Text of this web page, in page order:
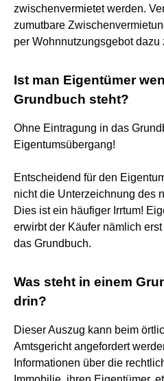
zwischenvermietet werden.
zumutbare
per Wohnnutzungsgebot dazu
Ist man Eigentümer
Grundbuch steht?
Ohne Eintragung in das
Eigentumsübergang!
Entscheidend für den
nicht die Unterzeichnung des
Dies ist ein häufiger Irrtum!
erwirbt der Käufer nämlich
das Grundbuch.
Was steht in einem
drin?
Dieser Auszug kann beim
Amtsgericht angefordert
Informationen über die